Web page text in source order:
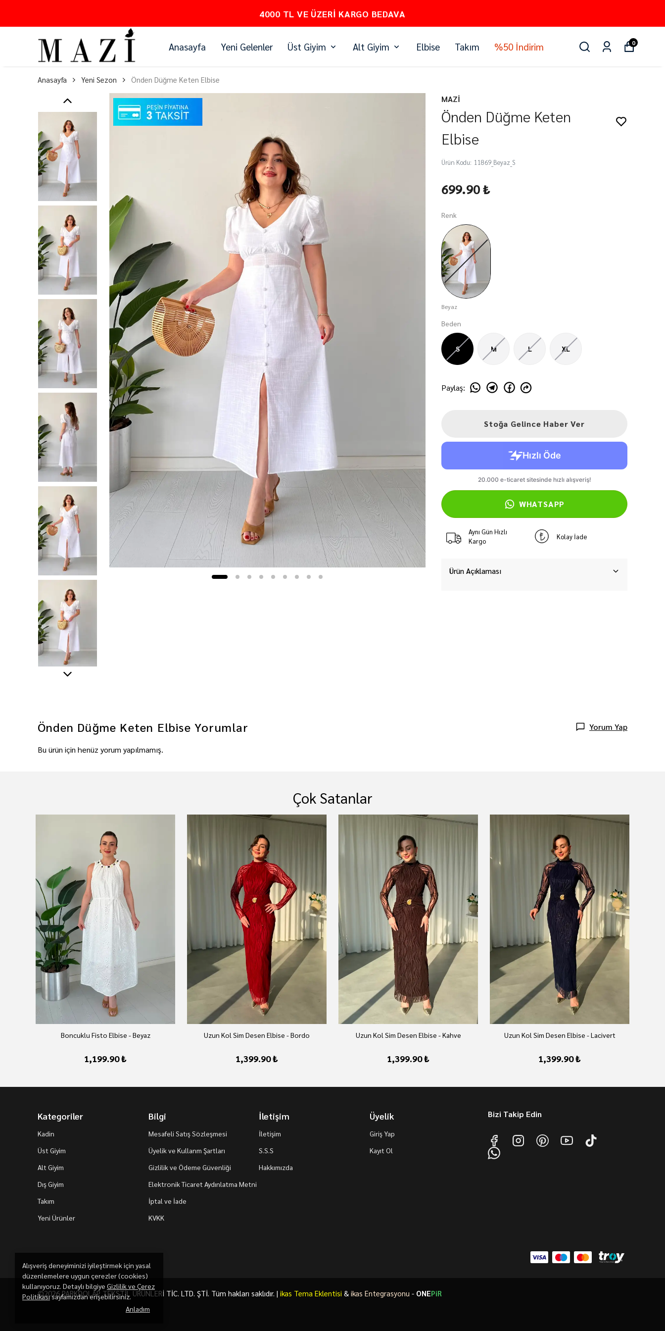
PEŞİN FİYATINA 3 TAKSİT
Anasayfa Yeni Gelenler Üst Giyim Alt Giyim Elbise Takım %50 İndirim 0
Alışveriş deneyiminizi iyileştirmek için yasal
düzenlemelere uygun çerezler (cookies)
kullanıyoruz. Detaylı bilgiye Gizlilik ve Çerez
Politikasısayfamızdan erişebilirsiniz.
Anladım
Anasayfa Yeni Sezon Önden Düğme Keten Elbise
MAZİ
Önden Düğme Keten
Elbise
Ürün Kodu: 11869_Beyaz_S
699.90 ₺
Renk
Beyaz
Beden
S M L XL
Paylaş:
Stoğa Gelince Haber Ver
WHATSAPP
Aynı Gün Hızlı
Kargo
Kolay İade
Ürün Açıklaması
Önden Düğme Keten Elbise Yorumlar Yorum Yap
Bu ürün için henüz yorum yapılmamış.
Çok Satanlar
Boncuklu Fisto Elbise - Beyaz
1,199.90 ₺
Uzun Kol Sim Desen Elbise - Bordo
1,399.90 ₺
Uzun Kol Sim Desen Elbise - Kahve
1,399.90 ₺
Uzun Kol Sim Desen Elbise - Lacivert
1,399.90 ₺
Kategoriler
Kadin
Üst Giyim
Alt Giyim
Dış Giyim
Takım
Yeni Ürünler
Bilgi
Mesafeli Satış Sözleşmesi
Üyelik ve Kullanm Şartları
Gizlilik ve Ödeme Güvenliği
Elektronik Ticaret Aydınlatma Metni
İptal ve İade
KVKK
İletişim
İletişim
S.S.S
Hakkımızda
Üyelik
Giriş Yap
Kayıt Ol
Bizi Takip Edin
©2026 PARKDOLAP TEKSTİL ÜRÜNLERİ TİC. LTD. ŞTİ. Tüm hakları saklıdır. | ikas Tema Eklentisi & ikas Entegrasyonu - ONEPiR